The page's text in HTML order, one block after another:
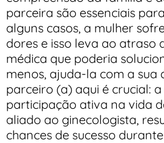
parceira são essenciais
alguns casos, a mulher
dores e isso leva ao atraso
médica que poderia
menos, ajuda-la com a sua
parceiro (a) aqui é crucial:
participação ativa na vida
aliado ao ginecologista,
chances de sucesso